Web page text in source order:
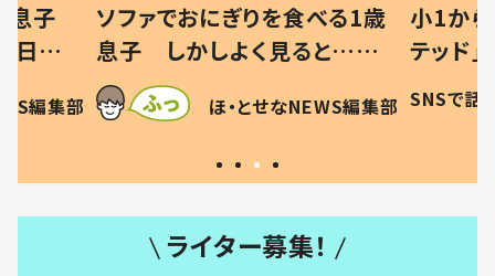
1歳
…母
現行
編集部
小1から不登校、息子は「ギフ
テッド」だった 父が“ウチ給
食”を作り続ける理由とは #令
和の親 #令和の子
SNSで話題 ほ・とせなNEWS編集部
ひ孫に
が、抱
に「涙
方ない」
ライター募集！